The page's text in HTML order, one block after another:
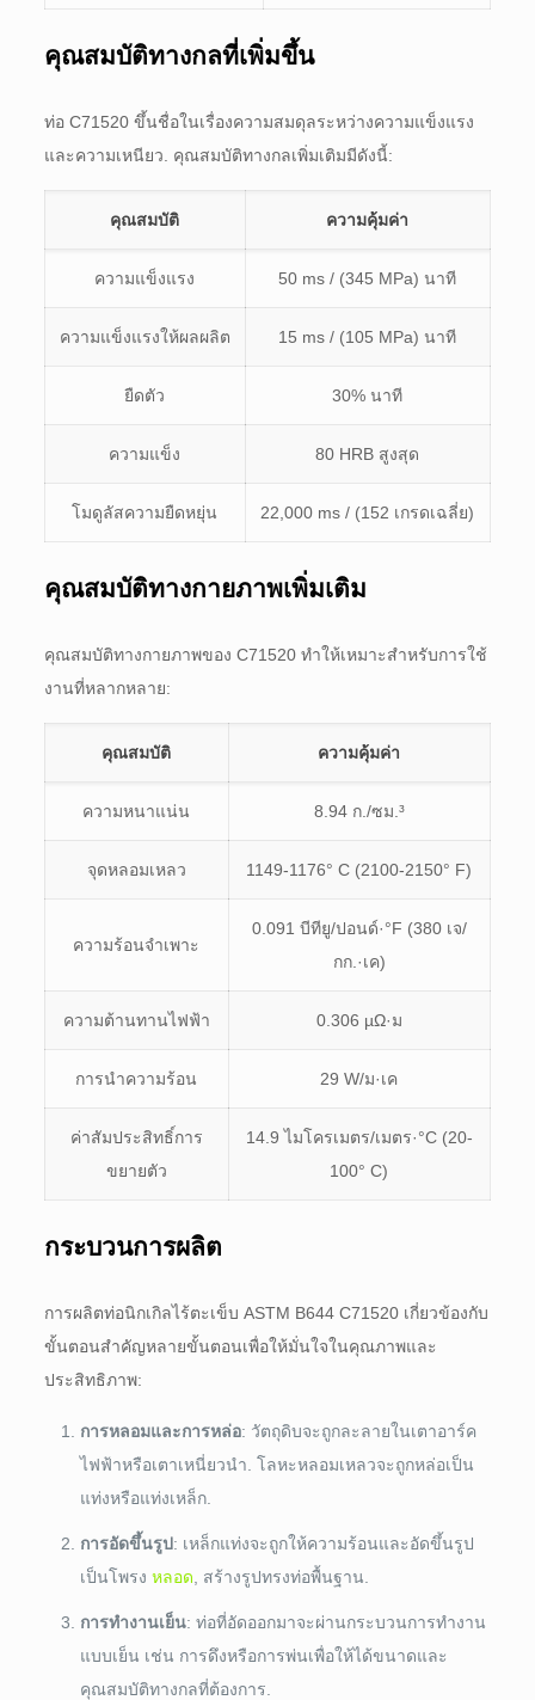
คุณสมบัติทางกลที่เพิ่มขึ้น
ท่อ C71520 ขึ้นชื่อในเรื่องความสมดุลระหว่างความแข็งแรง
และความเหนียว. คุณสมบัติทางกลเพิ่มเติมมีดังนี้:
คุณสมบัติ ความคุ้มค่า
ความแข็งแรง 50 ms / (345 MPa) นาที
ความแข็งแรงให้ผลผลิต 15 ms / (105 MPa) นาที
ยืดตัว 30% นาที
ความแข็ง 80 HRB สูงสุด
โมดูลัสความยืดหยุ่น 22,000 ms / (152 เกรดเฉลี่ย)
คุณสมบัติทางกายภาพเพิ่มเติม
คุณสมบัติทางกายภาพของ C71520 ทำให้เหมาะสำหรับการใช้
งานที่หลากหลาย:
คุณสมบัติ ความคุ้มค่า
ความหนาแน่น 8.94 ก./ซม.³
จุดหลอมเหลว 1149-1176° C (2100-2150° F)
ความร้อนจำเพาะ
0.091 บีทียู/ปอนด์·°F (380 เจ/
กก.·เค)
ความต้านทานไฟฟ้า 0.306 µΩ·ม
การนำความร้อน 29 W/ม·เค
ค่าสัมประสิทธิ์การ
ขยายตัว
14.9 ไมโครเมตร/เมตร·°C (20-
100° C)
กระบวนการผลิต
การผลิตท่อนิกเกิลไร้ตะเข็บ ASTM B644 C71520 เกี่ยวข้องกับ
ขั้นตอนสำคัญหลายขั้นตอนเพื่อให้มั่นใจในคุณภาพและ
ประสิทธิภาพ:
การหลอมและการหล่อ: วัตถุดิบจะถูกละลายในเตาอาร์ค
ไฟฟ้าหรือเตาเหนี่ยวนำ. โลหะหลอมเหลวจะถูกหล่อเป็น
แท่งหรือแท่งเหล็ก.
การอัดขึ้นรูป: เหล็กแท่งจะถูกให้ความร้อนและอัดขึ้นรูป
เป็นโพรง หลอด, สร้างรูปทรงท่อพื้นฐาน.
การทํางานเย็น: ท่อที่อัดออกมาจะผ่านกระบวนการทำงาน
แบบเย็น เช่น การดึงหรือการพ่นเพื่อให้ได้ขนาดและ
คุณสมบัติทางกลที่ต้องการ.